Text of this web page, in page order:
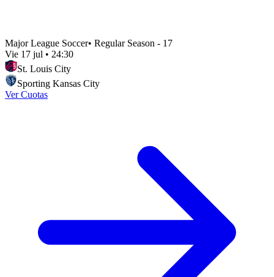
Major League Soccer• Regular Season - 17
Vie 17 jul • 24:30
St. Louis City
Sporting Kansas City
Ver Cuotas